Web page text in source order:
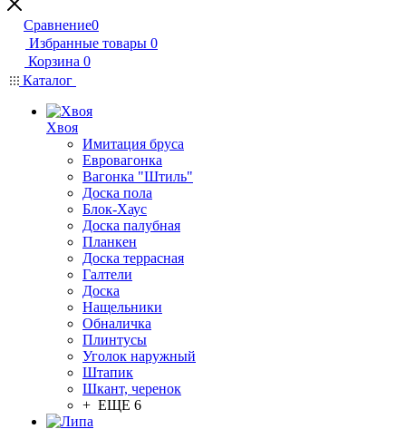
Сравнение0
Избранные товары 0
Корзина 0
Каталог
Хвоя
Имитация бруса
Евровагонка
Вагонка "Штиль"
Доска пола
Блок-Хаус
Доска палубная
Планкен
Доска террасная
Галтели
Доска
Нащельники
Обналичка
Плинтусы
Уголок наружный
Штапик
Шкант, черенок
+ ЕЩЕ 6